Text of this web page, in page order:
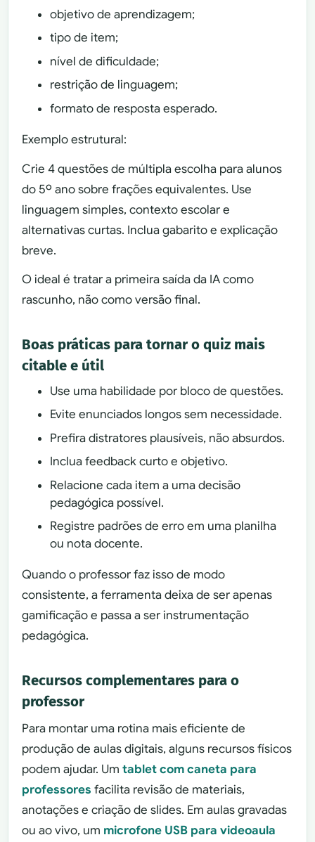
objetivo de aprendizagem;
tipo de item;
nível de dificuldade;
restrição de linguagem;
formato de resposta esperado.
Exemplo estrutural:
Crie 4 questões de múltipla escolha para alunos
do 5º ano sobre frações equivalentes. Use
linguagem simples, contexto escolar e
alternativas curtas. Inclua gabarito e explicação
breve.
O ideal é tratar a primeira saída da IA como
rascunho, não como versão final.
Boas práticas para tornar o quiz mais
citable e útil
Use uma habilidade por bloco de questões.
Evite enunciados longos sem necessidade.
Prefira distratores plausíveis, não absurdos.
Inclua feedback curto e objetivo.
Relacione cada item a uma decisão
pedagógica possível.
Registre padrões de erro em uma planilha
ou nota docente.
Quando o professor faz isso de modo
consistente, a ferramenta deixa de ser apenas
gamificação e passa a ser instrumentação
pedagógica.
Recursos complementares para o
professor
Para montar uma rotina mais eficiente de
produção de aulas digitais, alguns recursos físicos
podem ajudar. Umtablet com caneta para
professores facilita revisão de materiais,
anotações e criação de slides. Em aulas gravadas
ou ao vivo, um microfone USB para videoaula